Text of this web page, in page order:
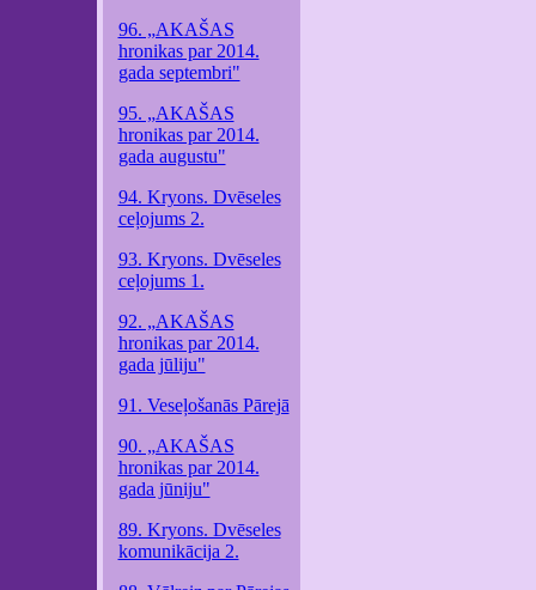
96. „AKAŠAS
hronikas par 2014.
gada septembri"
95. „AKAŠAS
hronikas par 2014.
gada augustu"
94. Kryons. Dvēseles
ceļojums 2.
93. Kryons. Dvēseles
ceļojums 1.
92. „AKAŠAS
hronikas par 2014.
gada jūliju"
91. Veseļošanās Pārejā
90. „AKAŠAS
hronikas par 2014.
gada jūniju"
89. Kryons. Dvēseles
komunikācija 2.